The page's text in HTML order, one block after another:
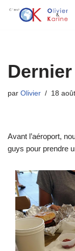
par Olivier 18
Avant l’aéroport,
guys pour prendre